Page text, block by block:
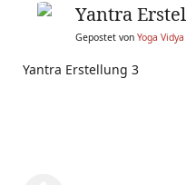
Yantra
Gepostet von Yoga
Yantra Erstellung 3